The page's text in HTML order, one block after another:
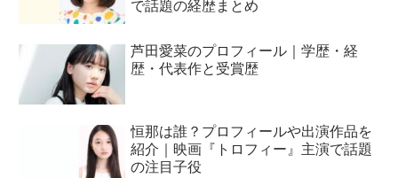
で話題の経歴まとめ
芦田愛菜のプロフィール｜学歴・経
歴・代表作と受賞歴
恒那は誰？プロフィールや出演作品を
紹介｜映画『トロフィー』主演で話題
の注目子役